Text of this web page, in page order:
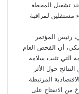
تشغيل المحطة
مستقلين لمراقبة
رئيس المؤتمر
أن الفحص العام
التي تثبت سلامة
حول الأثر
المرتبطة
من الانفتاح على